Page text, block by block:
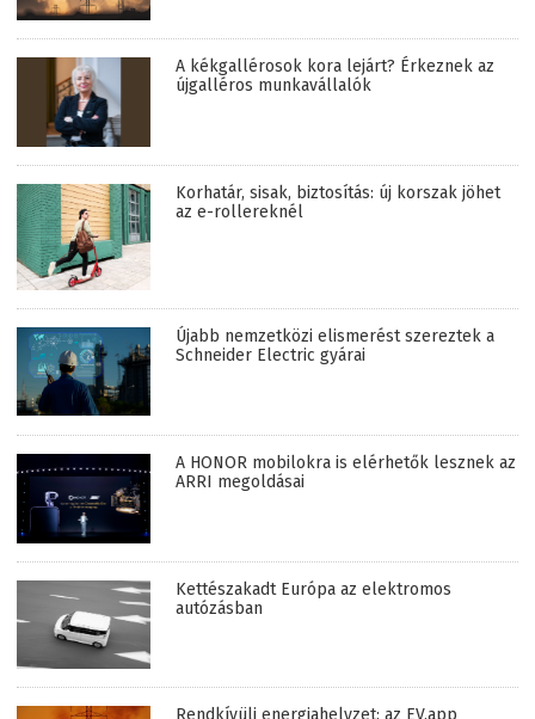
A kékgallérosok kora lejárt? Érkeznek az
újgalléros munkavállalók
Korhatár, sisak, biztosítás: új korszak jöhet
az e-rollereknél
Újabb nemzetközi elismerést szereztek a
Schneider Electric gyárai
A HONOR mobilokra is elérhetők lesznek az
ARRI megoldásai
Kettészakadt Európa az elektromos
autózásban